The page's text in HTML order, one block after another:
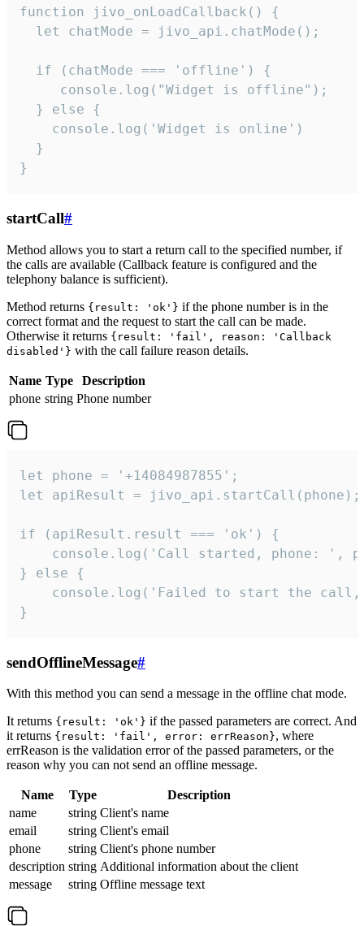
function jivo_onLoadCallback() {
  let chatMode = jivo_api.chatMode();
  if (chatMode === 'offline') {
     console.log("Widget is offline");
  } else {
    console.log('Widget is online')
  }
}
startCall#
Method allows you to start a return call to the specified number, if
the calls are available (Callback feature is configured and the
telephony balance is sufficient).
Method returns {result: 'ok'} if the phone number is in the
correct format and the request to start the call can be made.
Otherwise it returns {result: 'fail', reason: 'Callback
disabled'} with the call failure reason details.
Name Type
Description
phone string Phone number
let phone = '+14084987855';
let apiResult = jivo_api.startCall(phone);
if (apiResult.result === 'ok') {
console.log('Call started, phone: ',
} else {
console.log('Failed to start the
}
sendOfflineMessage#
With this method you can send a message in the offline chat mode.
It returns {result: 'ok'} if the passed parameters are correct. And
it returns {result: 'fail', error: errReason}, where
errReason is the validation error of the passed parameters, or the
reason why you can not send an offline message.
Name Type
Description
name
string Client's name
email
string Client's email
phone
string Client's phone number
description string Additional information about the client
message
string Offline message text